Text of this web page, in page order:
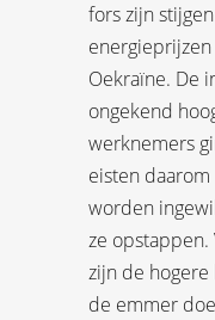
fors zijn
energieprijzen
Oekraïne. De
ongekend
werknemers
eisten
worden
ze
zijn de
de emmer